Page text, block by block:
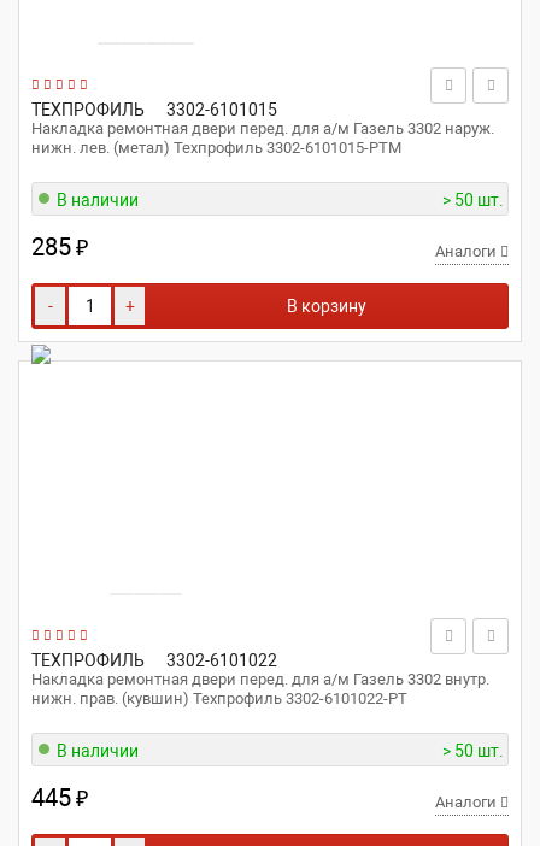
ТЕХПРОФИЛЬ 3302-6101015
Накладка ремонтная двери перед. для а/м Газель 3302 наруж.
нижн. лев. (метал) Техпрофиль 3302-6101015-РТМ
В наличии > 50 шт.
285₽ Аналоги
- + В корзину
ТЕХПРОФИЛЬ 3302-6101022
Накладка ремонтная двери перед. для а/м Газель 3302 внутр.
нижн. прав. (кувшин) Техпрофиль 3302-6101022-РТ
В наличии > 50 шт.
445₽ Аналоги